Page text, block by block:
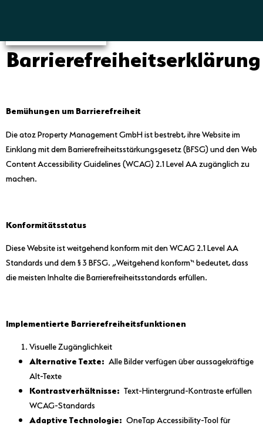
Barrierefreiheitserklärung
Bemühungen um Barrierefreiheit
Die atoz Property Management GmbH ist bestrebt, ihre Website im
Einklang mit dem Barrierefreiheitsstärkungsgesetz (BFSG) und den Web
Content Accessibility Guidelines (WCAG) 2.1 Level AA zugänglich zu
machen.
Konformitätsstatus
Diese Website ist weitgehend konform mit den WCAG 2.1 Level AA
Standards und dem § 3 BFSG. „Weitgehend konform“ bedeutet, dass
die meisten Inhalte die Barrierefreiheitsstandards erfüllen.
Implementierte Barrierefreiheitsfunktionen
Visuelle Zugänglichkeit
Alternative Texte: Alle Bilder verfügen über aussagekräftige
Alt-Texte
Kontrastverhältnisse: Text-Hintergrund-Kontraste erfüllen
WCAG-Standards
Adaptive Technologie: OneTap Accessibility-Tool für